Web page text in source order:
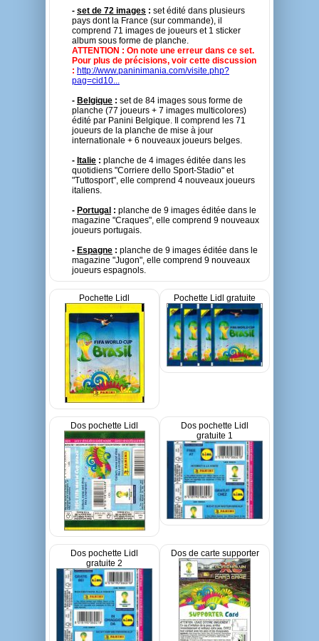
- set de 72 images : set édité dans plusieurs
pays dont la France (sur commande), il
comprend 71 images de joueurs et 1 sticker
album sous forme de planche.
ATTENTION : On note une erreur dans ce set.
Pour plus de précisions, voir cette discussion
: http://www.paninimania.com/visite.php?
pag=cid10...
- Belgique : set de 84 images sous forme de
planche (77 joueurs + 7 images multicolores)
édité par Panini Belgique. Il comprend les 71
joueurs de la planche de mise à jour
internationale + 6 nouveaux joueurs belges.
- Italie : planche de 4 images éditée dans les
quotidiens "Corriere dello Sport-Stadio" et
"Tuttosport", elle comprend 4 nouveaux joueurs
italiens.
- Portugal : planche de 9 images éditée dans le
magazine "Craques", elle comprend 9 nouveaux
joueurs portugais.
- Espagne : planche de 9 images éditée dans le
magazine "Jugon", elle comprend 9 nouveaux
joueurs espagnols.
Pochette Lidl Pochette Lidl gratuite
Dos pochette Lidl
Dos pochette Lidl
gratuite 1
Dos pochette Lidl
gratuite 2
Dos de carte supporter